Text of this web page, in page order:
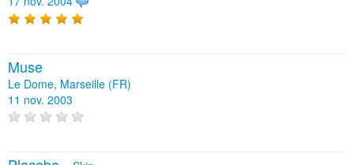
Muse
Le Dome, Marseille (FR)
11 nov. 2003